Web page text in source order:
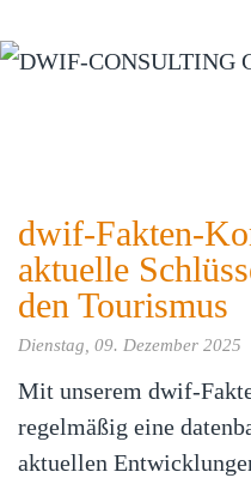
Zum Hauptinhalt springen
dwif-Fakten-
aktuelle
den Tourismus
Dienstag, 09. Dezember 2025
Mit unserem dwif-
regelmäßig eine
aktuellen